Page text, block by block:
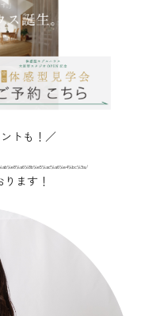
トも！／
ます！